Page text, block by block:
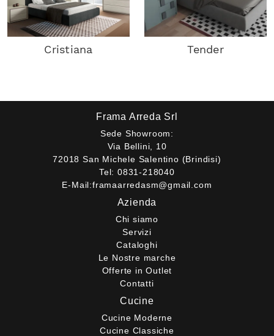
Cristiana Tender
Frama Arreda Srl
Sede Showroom:
Via Bellini, 10
72018 San Michele Salentino (Brindisi)
Tel: 0831-218040
E-Mail:framaarredasm@gmail.com
Azienda
Chi siamo
Servizi
Cataloghi
Le Nostre marche
Offerte in Outlet
Contatti
Cucine
Cucine Moderne
Cucine Classiche